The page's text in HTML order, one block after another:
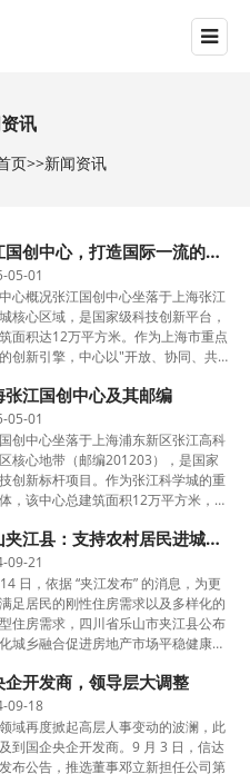
讯
页>>新闻资讯
张江国创中心，打造国际一流的科技创新生态圈
05-01
心概况张江国创中心坐落于上海张江
核心区域，是国家级科技创新平台，
面积达12万平方米。作为上海市重点
创新引擎，中心以"开放、协同、共
心由七栋现代化建筑组成，采···
张江国创中心及其邮编
05-01
创中心坐落于上海浦东新区张江高科
核心地带（邮编201203），是国家
创新标杆项目。作为张江科学城的重
，该中心总建筑面积12万平方米，集
三角地区最具活力的科创枢纽之一。
乐山夹江县：支持农村居民进城购房，每户补贴5万元
09-21
日，依据 “夹江发布” 的消息，为更
足居民的刚性住房需求以及多样化的
住房需求，四川省乐山市夹江县公布
城乡融合促进房地产市场平稳健康发
日至 2025 年 3 月 14 日这段···
企开发商，领导层大调整
09-18
域再度掀起高层人事变动的波澜，此
到国企央企开发商。9 月 3 日，信达
布公告，推选董事邓立新担任公司第